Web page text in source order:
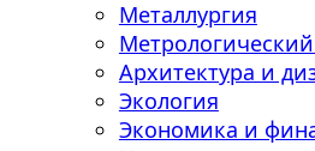
Металлургия
Архитектура и
Экология
Экономика и